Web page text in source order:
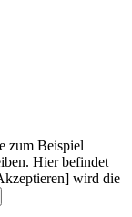
zum Beispiel
Hier befindet
wird die